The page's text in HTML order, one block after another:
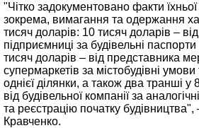
"Чітко задокументовано факти їхньої
зокрема, вимагання та одержання
тисяч доларів: 10 тисяч доларів –
підприємниці за будівельні
тисяч доларів – від представника
супермаркетів за містобудівні
однієї ділянки, а також два транші у
від будівельної компанії за
та реєстрацію початку
Кравченко.